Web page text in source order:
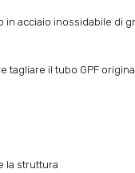
in acciaio inossidabile di
tagliare il tubo GPF
la struttura